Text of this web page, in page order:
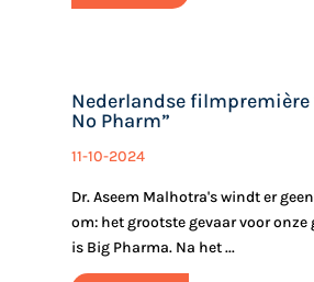
Nederlandse filmpremière
No Pharm”
11-10-2024
Dr. Aseem Malhotra's windt er
om: het grootste gevaar voor onze
is Big Pharma. Na het ...